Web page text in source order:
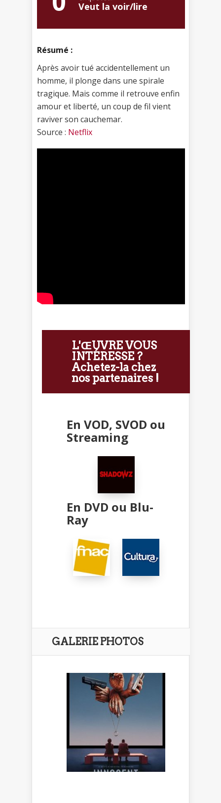
Veut la voir/lire
Résumé :
Après avoir tué accidentellement un
homme, il plonge dans une spirale
tragique. Mais comme il retrouve enfin
amour et liberté, un coup de fil vient
raviver son cauchemar.
Source : Netflix
L'ŒUVRE VOUS
INTÉRESSE ?
Achetez-la chez
nos partenaires !
En VOD, SVOD ou
Streaming
En DVD ou Blu-
Ray
GALERIE PHOTOS